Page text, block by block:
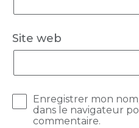
Site web
Enregistrer mon
dans le navigateur
commentaire.